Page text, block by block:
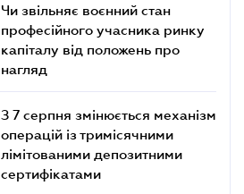
Чи звільняє воєнний стан
професійного учасника ринку
капіталу від положень про
нагляд
З 7 серпня змінюється механізм
операцій із тримісячними
лімітованими депозитними
сертифікатами